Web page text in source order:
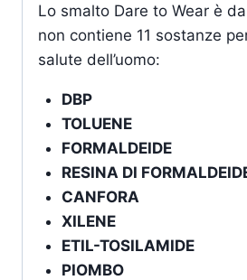
Lo smalto Dare to Wear è
non contiene 11 sostanze
salute dell’uomo:
DBP
TOLUENE
FORMALDEIDE
RESINA DI
CANFORA
XILENE
ETIL-TOSILAMIDE
PIOMBO